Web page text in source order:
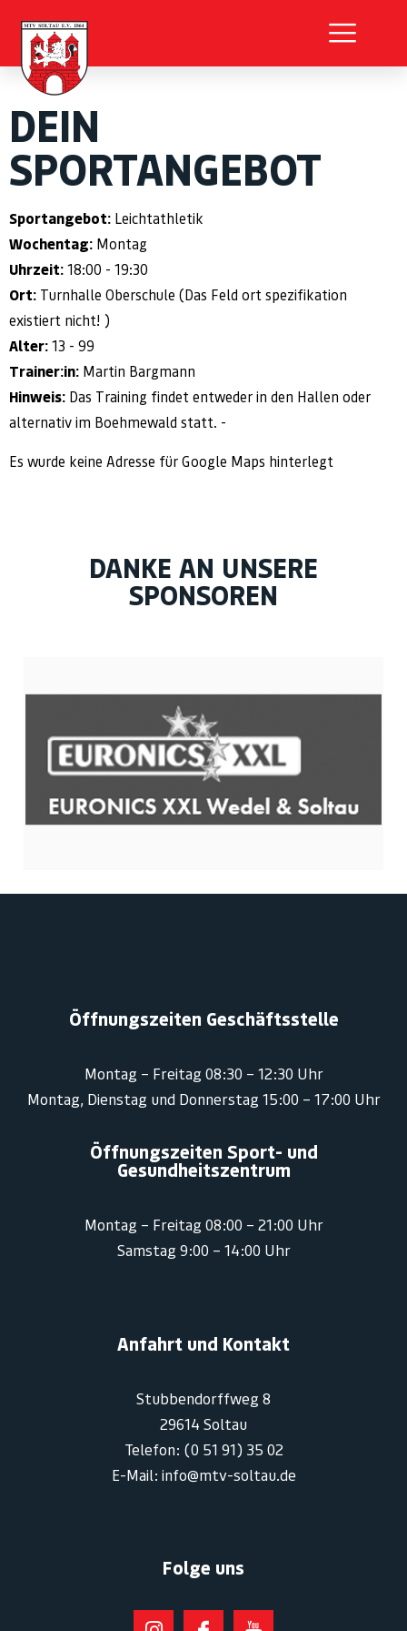
DEIN
SPORTANGEBOT
Sportangebot: Leichtathletik
Wochentag: Montag
Uhrzeit: 18:00 - 19:30
Ort: Turnhalle Oberschule (Das Feld ort spezifikation
existiert nicht! )
Alter: 13 - 99
Trainer:in: Martin Bargmann
Hinweis: Das Training findet entweder in den Hallen oder
alternativ im Boehmewald statt. -
Es wurde keine Adresse für Google Maps hinterlegt
DANKE AN UNSERE
SPONSOREN
Öffnungszeiten Geschäftsstelle
Montag – Freitag 08:30 – 12:30 Uhr
Montag, Dienstag und Donnerstag 15:00 – 17:00 Uhr
Öffnungszeiten Sport- und
Gesundheitszentrum
Montag – Freitag 08:00 – 21:00 Uhr
Samstag 9:00 – 14:00 Uhr
Anfahrt und Kontakt
Stubbendorffweg 8
29614 Soltau
Telefon: (0 51 91) 35 02
E-Mail: info@mtv-soltau.de
Folge uns